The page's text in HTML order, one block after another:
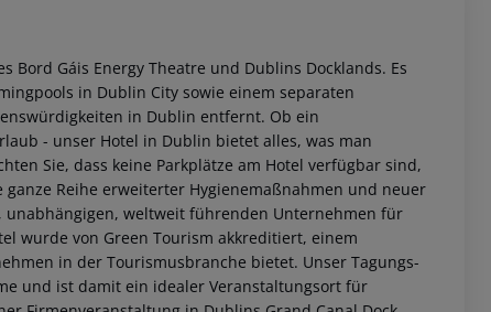
Bord Gáis Energy Theatre und Dublins Docklands. Es
in Dublin City sowie einem separaten
in Dublin entfernt. Ob ein
- unser Hotel in Dublin bietet alles, was man
Sie, dass keine Parkplätze am Hotel verfügbar sind,
Reihe erweiterter Hygienemaßnahmen und neuer
weltweit führenden Unternehmen für
wurde von Green Tourism akkreditiert, einem
in der Tourismusbranche bietet. Unser Tagungs-
und ist damit ein idealer Veranstaltungsort für